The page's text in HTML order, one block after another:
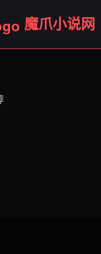
魔爪小说网